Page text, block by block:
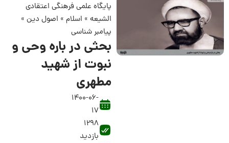
پایگاه علمی فرهنگی اعتقادی
الشیعه» اسلام» اصول دین»
پیامبر شناسی
بحثی در باره وحی و
نبوت از شهید
مطهری
1400-06-
17
1298
بازدید